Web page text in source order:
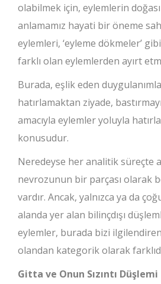
olabilmek için, eylemlerin
anlamamız hayati bir öneme
eylemleri, ‘eyleme dökmeler’
farklı olan eylemlerden ayırt
Burada, eşlik eden
hatırlamaktan ziyade,
amacıyla eylemler yoluyla
konusudur.
Neredeyse her analitik süreçte
nevrozunun bir parçası olarak
vardır. Ancak, yalnızca ya da
alanda yer alan bilinçdışı
eylemler, burada bizi
olandan kategorik olarak
Gitta ve Onun Sızıntı Düşlemi